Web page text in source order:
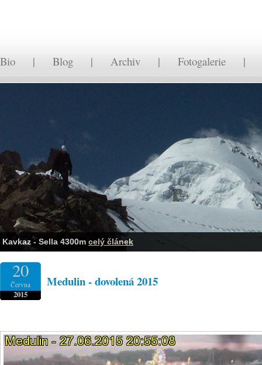
Bio | Blog | Archiv | Fotogalerie
Kavkaz - Sella 4300m celý článek
20
Června
2015
Medulin - dovolená 2015